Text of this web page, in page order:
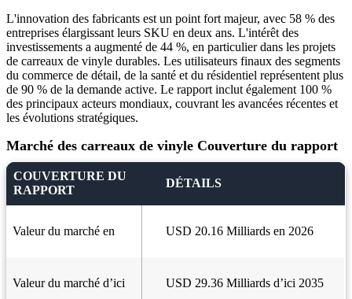
L'innovation des fabricants est un point fort majeur, avec 58 % des
entreprises élargissant leurs SKU en deux ans. L'intérêt des
investissements a augmenté de 44 %, en particulier dans les projets
de carreaux de vinyle durables. Les utilisateurs finaux des segments
du commerce de détail, de la santé et du résidentiel représentent plus
de 90 % de la demande active. Le rapport inclut également 100 %
des principaux acteurs mondiaux, couvrant les avancées récentes et
les évolutions stratégiques.
Marché des carreaux de vinyle Couverture du rapport
COUVERTURE DU
RAPPORT
DÉTAILS
Valeur du marché en USD 20.16 Milliards en 2026
Valeur du marché d’ici USD 29.36 Milliards d’ici 2035